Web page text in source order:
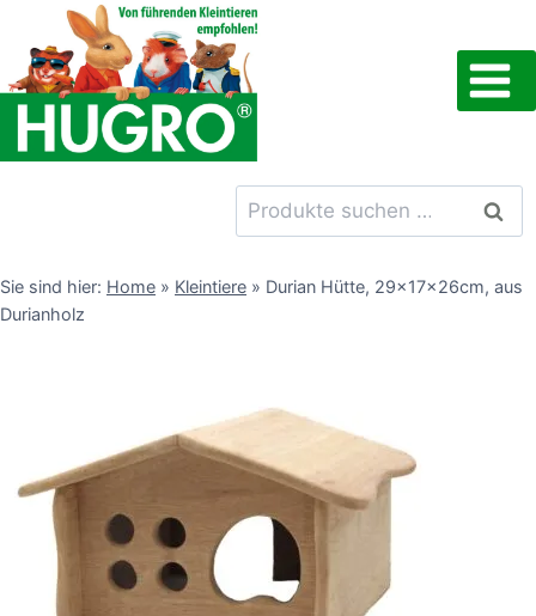
Inhalt
springen
Suchen
nach:
Sie sind hier: Home » Kleintiere » Durian Hütte, 29x17x26cm, aus
Durianholz